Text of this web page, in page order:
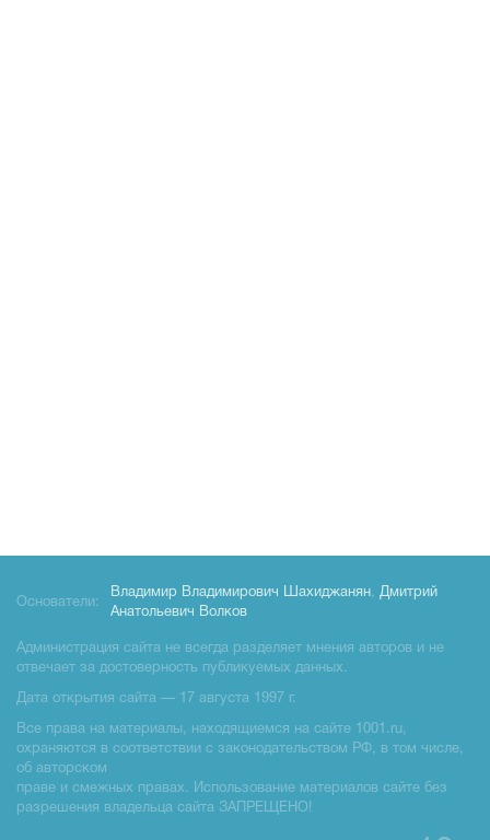
Основатели:
Владимир Владимирович Шахиджанян, Дмитрий
Анатольевич Волков
Администрация сайта не всегда разделяет мнения авторов и не
отвечает за достоверность публикуемых данных.
Дата открытия сайта — 17 августа 1997 г.
Все права на материалы, находящиемся на сайте 1001.ru,
охраняются в соответствии с законодательством РФ, в том числе,
об авторском
праве и смежных правах. Использование материалов сайте без
разрешения владельца сайта ЗАПРЕЩЕНО!